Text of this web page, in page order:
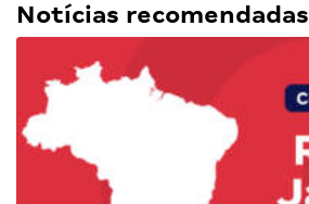
Notícias recomendadas